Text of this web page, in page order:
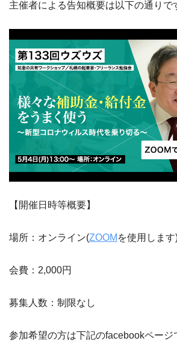
主催者による告知概要は以下の通りで
【開催日時等概要】
場所：オンライン(ZOOM を使用します
会費：2,000円
募集人数：制限なし
参加希望の方は下記のfacebookページ